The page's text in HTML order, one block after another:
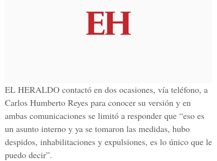
EL HERALDO contactó en dos ocasiones, vía teléfono, a
Carlos Humberto Reyes para conocer su versión y en
ambas comunicaciones se limitó a responder que “eso es
un asunto interno y ya se tomaron las medidas, hubo
despidos, inhabilitaciones y expulsiones, es lo único que le
puedo decir”.